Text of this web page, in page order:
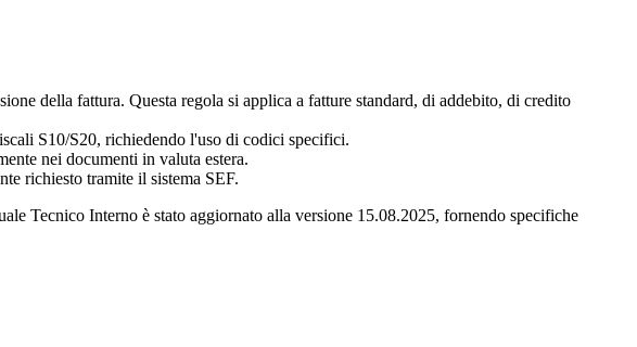
della fattura. Questa regola si applica a fatture standard, di addebito, di credito
S10/S20, richiedendo l'uso di codici specifici.
nei documenti in valuta estera.
richiesto tramite il sistema SEF.
Tecnico Interno è stato aggiornato alla versione 15.08.2025, fornendo specifiche